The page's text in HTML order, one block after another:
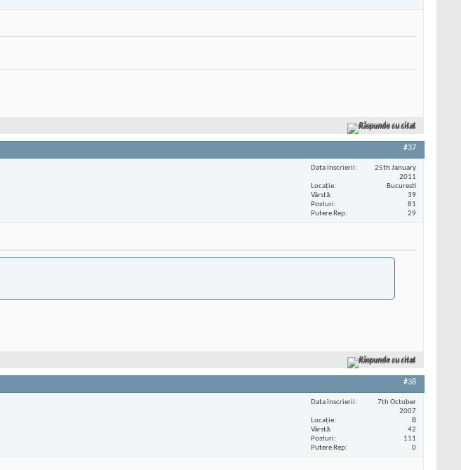
Răspunde cu citat
#37
Data înscrierii
25th January
2011
Locaţie
Bucuresti
Vârstă
39
Posturi
81
Putere Rep
29
Răspunde cu citat
#38
Data înscrierii
7th October
2007
Locaţie
B
Vârstă
42
Posturi
111
Putere Rep
0